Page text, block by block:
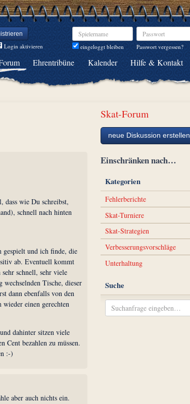
Login aktivieren
Spielername
eingeloggt bleiben
Passwort
Passwort vergessen?
Ehrentribüne Kalender Hilfe & Kontakt
dass wie Du schreibst,
schnell nach hinten
gespielt und ich finde, die
ab. Eventuell kommt
schnell, sehr viele
Tische, dieser
dann ebenfalls von den
einen gerechten
dahinter sitzen viele
Cent bezahlen zu müssen.
:-)
aber auch nichts ein.
Skat-Forum
neue Diskussion erstellen
Einschränken nach…
Kategorien
Fehlerberichte
Skat-Turniere
Skat-Strategien
Verbesserungsvorschläge
Unterhaltung
Suche